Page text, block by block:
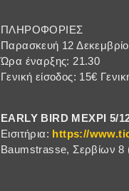
ΠΛΗΡΟΦΟΡΙΕΣ
Παρασκευή 12
Ώρα έναρξης: 21.30
Γενική είσοδος: 15€
EARLY BIRD ΜΕΧΡΙ 5/
Εισιτήρια: https://
Baumstrasse, Σερβίων 8